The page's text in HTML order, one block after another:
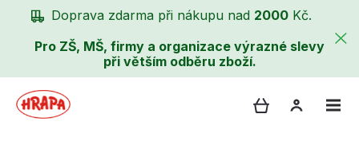
Doprava zdarma při nákupu nad 2000 Kč.
Pro ZŠ, MŠ, firmy a organizace výrazné slevy
při větším odběru zboží.